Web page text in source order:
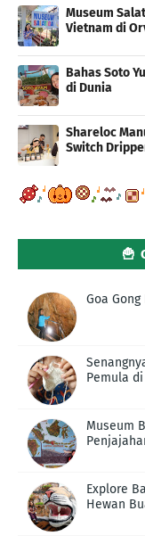
Museum
Vietnam di
Bahas Soto
di Dunia
Shareloc
Switch
🍟
Goa
Pemula
Museum
Explore
Hewan